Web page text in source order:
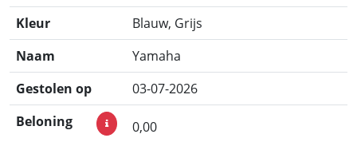
Kleur
Blauw, Grijs
Naam
Yamaha
Gestolen op
03-07-2026
Beloning
0,00